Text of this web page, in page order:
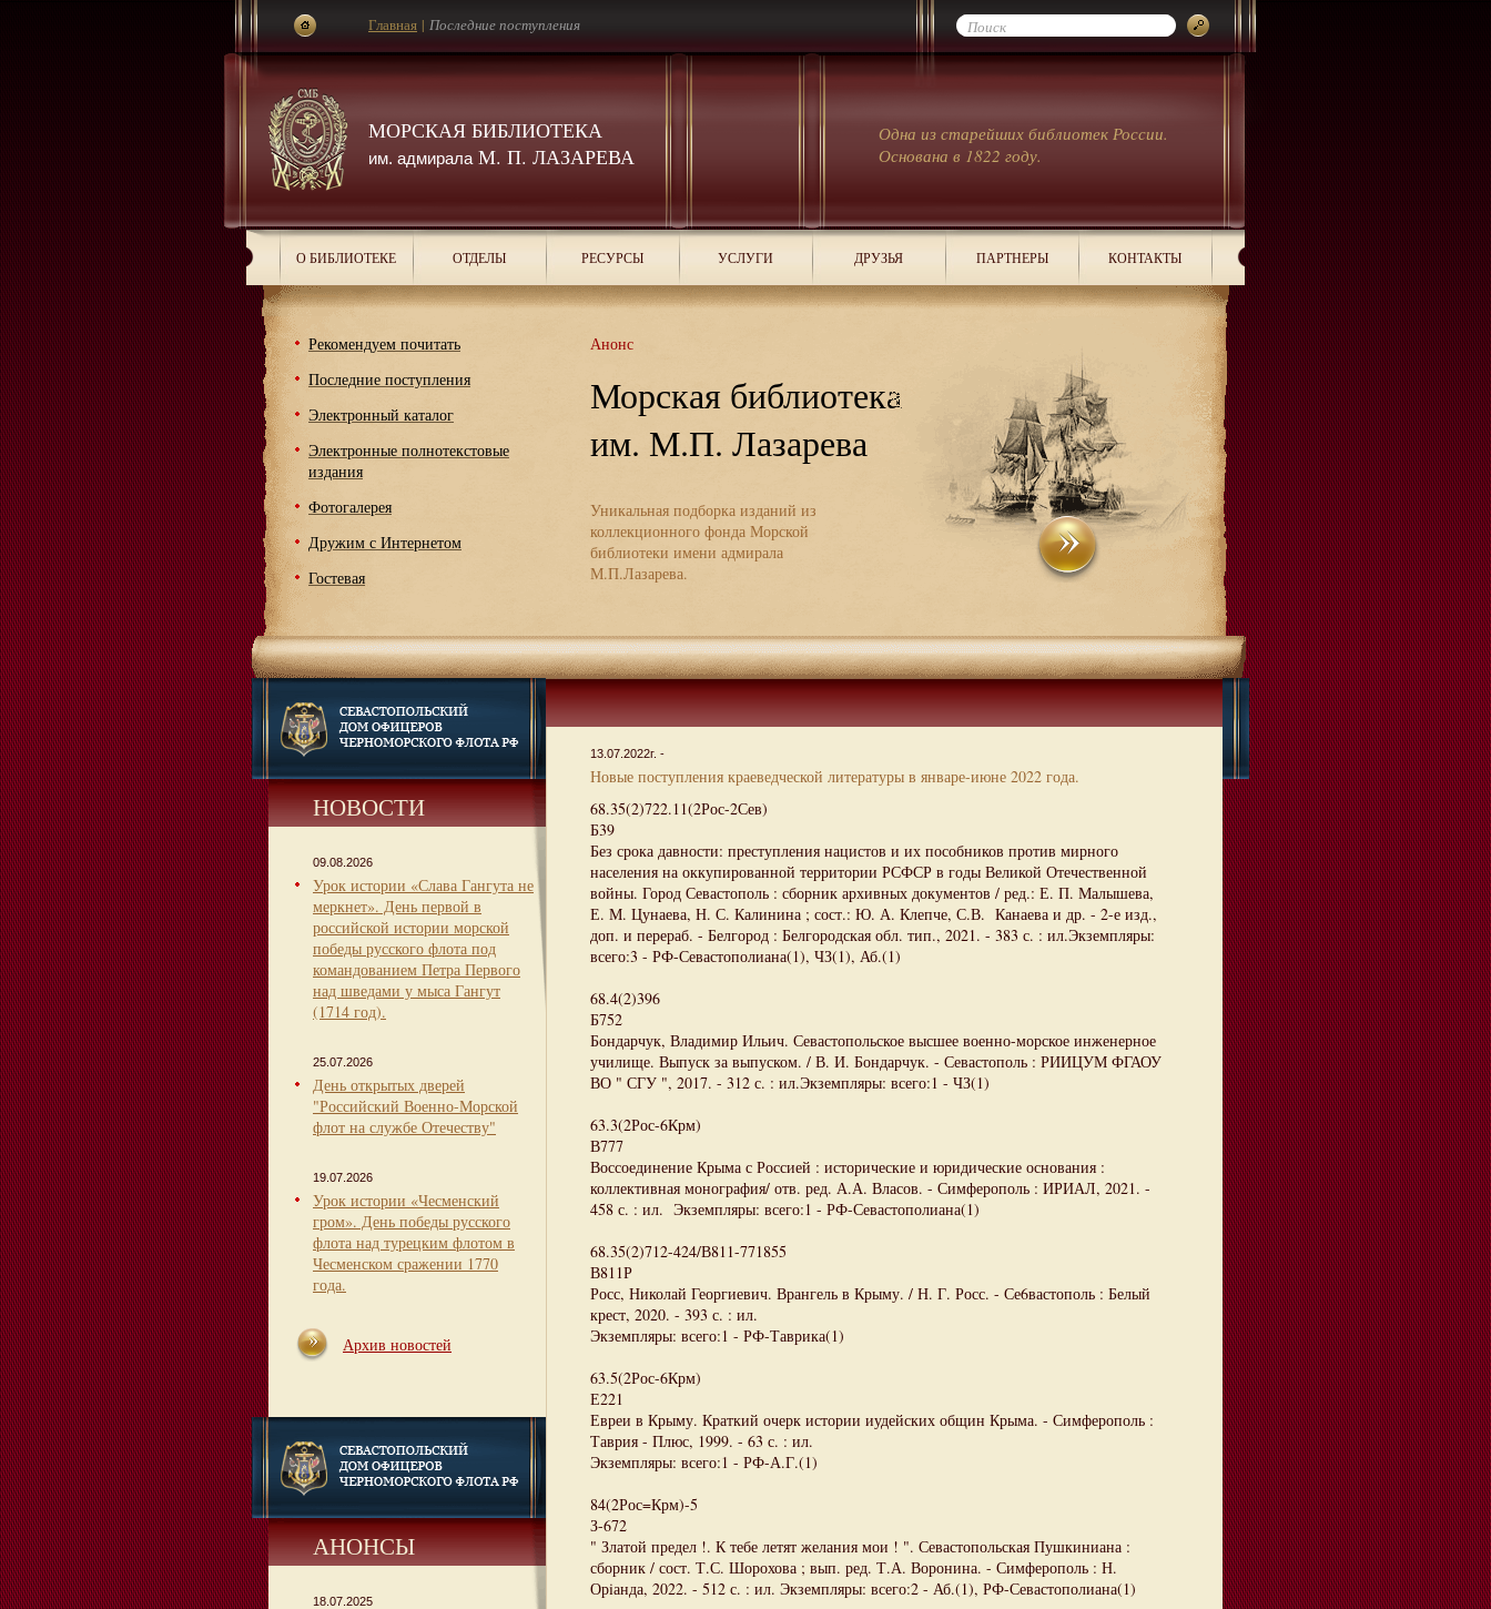
МОРСКАЯ БИБЛИОТЕКА
им. адмиралаМ. П. ЛАЗАРЕВА
Одна из старейших библиотек России.
Основана в 1822 году.
Главная | Последние поступления
О БИБЛИОТЕКЕ ОТДЕЛЫ РЕСУРСЫ УСЛУГИ ДРУЗЬЯ ПАРТНЕРЫ КОНТАКТЫ
Рекомендуем почитать
Последние поступления
Электронный каталог
Электронные полнотекстовые
издания
Фотогалерея
Дружим с Интернетом
Гостевая
Анонс
Морская библиотека
им. М.П. Лазарева
Уникальная подборка изданий из
коллекционного фонда Морской
библиотеки имени адмирала
М.П.Лазарева.
НОВОСТИ
09.08.2026
Урок истории «Слава Гангута не
меркнет». День первой в
российской истории морской
победы русского флота под
командованием Петра Первого
над шведами у мыса Гангут
(1714 год).
25.07.2026
День открытых дверей
"Российский Военно-Морской
флот на службе Отечеству"
19.07.2026
Урок истории «Чесменский
гром». День победы русского
флота над турецким флотом в
Чесменском сражении 1770
года.
Архив новостей
АНОНСЫ
18.07.2025
13.07.2022г. -
Новые поступления краеведческой литературы в январе-июне 2022 года.
68.35(2)722.11(2Рос-2Сев)
Б39
Без срока давности: преступления нацистов и их пособников против мирного
населения на оккупированной территории РСФСР в годы Великой Отечественной
войны. Город Севастополь : сборник архивных документов / ред.: Е. П. Малышева,
Е. М. Цунаева, Н. С. Калинина ; сост.: Ю. А. Клепче, С.В. Канаева и др. - 2-е изд.,
доп. и перераб. - Белгород : Белгородская обл. тип., 2021. - 383 с. : ил.Экземпляры:
всего:3 - РФ-Севастополиана(1), ЧЗ(1), Аб.(1)
68.4(2)396
Б752
Бондарчук, Владимир Ильич. Севастопольское высшее военно-морское инженерное
училище. Выпуск за выпуском. / В. И. Бондарчук. - Севастополь : РИИЦУМ ФГАОУ
ВО " СГУ ", 2017. - 312 с. : ил.Экземпляры: всего:1 - ЧЗ(1)
63.3(2Рос-6Крм)
В777
Воссоединение Крыма с Россией : исторические и юридические основания :
коллективная монография/ отв. ред. А.А. Власов. - Симферополь : ИРИАЛ, 2021. -
458 с. : ил. Экземпляры: всего:1 - РФ-Севастополиана(1)
68.35(2)712-424/В811-771855
В811Р
Росс, Николай Георгиевич. Врангель в Крыму. / Н. Г. Росс. - Се6вастополь : Белый
крест, 2020. - 393 с. : ил.
Экземпляры: всего:1 - РФ-Таврика(1)
63.5(2Рос-6Крм)
Е221
Евреи в Крыму. Краткий очерк истории иудейских общин Крыма. - Симферополь :
Таврия - Плюс, 1999. - 63 с. : ил.
Экземпляры: всего:1 - РФ-А.Г.(1)
84(2Рос=Крм)-5
З-672
" Златой предел !. К тебе летят желания мои ! ". Севастопольская Пушкиниана :
сборник / сост. Т.С. Шорохова ; вып. ред. Т.А. Воронина. - Симферополь : Н.
Орiанда, 2022. - 512 с. : ил. Экземпляры: всего:2 - Аб.(1), РФ-Севастополиана(1)